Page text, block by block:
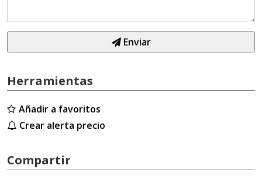
Enviar
Herramientas
Añadir a favoritos
Crear alerta precio
Compartir